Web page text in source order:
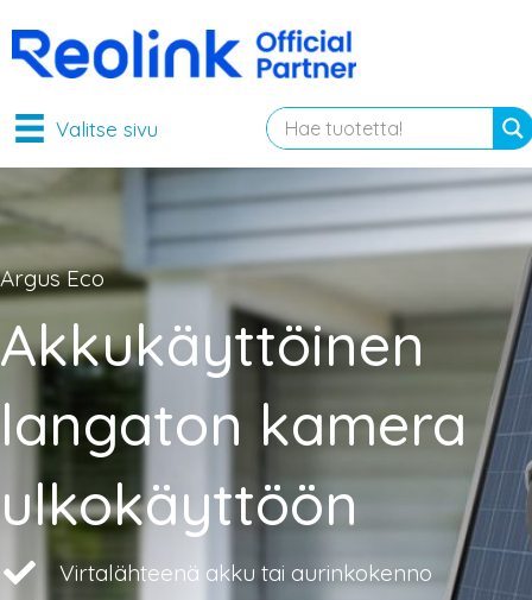
Valitse sivu
Argus Eco
Akkukäyttöinen
langaton kamera
ulkokäyttöön
Virtalähteenä akku tai aurinkokenno